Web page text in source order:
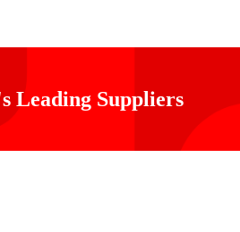
Leading Suppliers